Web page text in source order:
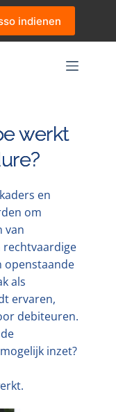
indienen
werkt
en
om
van
rechtvaardige
openstaande
als
ervaren,
debiteuren.
inzet?